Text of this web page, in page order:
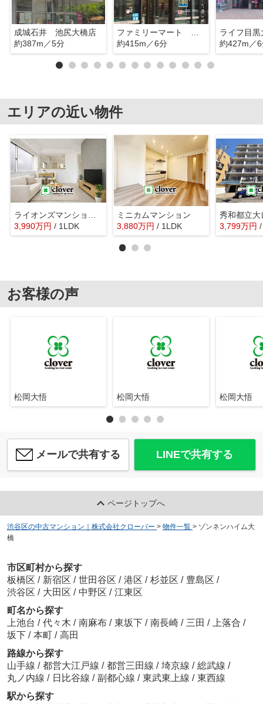
成城石井 池尻大橋店
約387m／5分
ファミリーマート 目黒青葉台四丁目店
約415m／6分
ライフ目黒
約427m／
エリアの近い物件
3,990万円 / 1LDK
ミニカムマンション
3,880万円 / 1LDK
秀和都立大
3,799万円
お客様の声
松岡大悟 松岡大悟 松岡大悟
メールで共有する LINEで共有する
ページトップへ
渋谷区の中古マンション｜株式会社クローバー > 物件一覧 > ゾンネンハイム大
橋
市区町村から探す
板橋区 / 新宿区 / 世田谷区 / 港区 / 杉並区 / 豊島区 /
渋谷区 / 大田区 / 中野区 / 江東区
町名から探す
上池台 / 代々木 / 南麻布 / 東坂下 / 南長崎 / 三田 / 上落合 /
坂下 / 本町 / 高田
路線から探す
山手線 / 都営大江戸線 / 都営三田線 / 埼京線 / 総武線 /
丸ノ内線 / 日比谷線 / 副都心線 / 東武東上線 / 東西線
駅から探す